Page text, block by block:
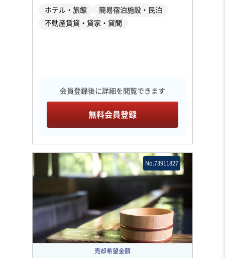
ホテル・旅館
簡易宿泊施設・民泊
不動産賃貸・貸家・貸間
会員登録後に詳細を閲覧できます
無料会員登録
No.73911827
売却希望金額